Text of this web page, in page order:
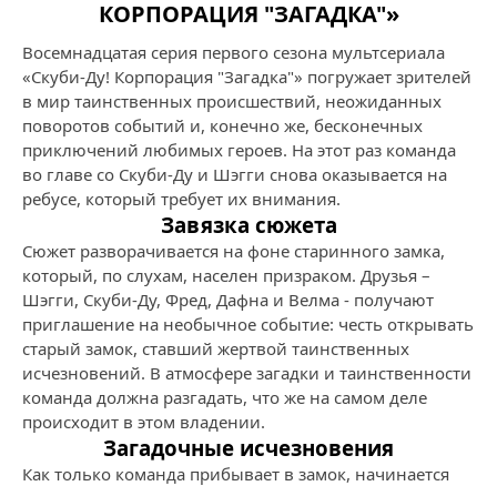
КОРПОРАЦИЯ "ЗАГАДКА"»
Восемнадцатая серия первого сезона мультсериала
«Скуби-Ду! Корпорация "Загадка"» погружает зрителей
в мир таинственных происшествий, неожиданных
поворотов событий и, конечно же, бесконечных
приключений любимых героев. На этот раз команда
во главе со Скуби-Ду и Шэгги снова оказывается на
ребусе, который требует их внимания.
Завязка сюжета
Сюжет разворачивается на фоне старинного замка,
который, по слухам, населен призраком. Друзья –
Шэгги, Скуби-Ду, Фред, Дафна и Велма - получают
приглашение на необычное событие: честь открывать
старый замок, ставший жертвой таинственных
исчезновений. В атмосфере загадки и таинственности
команда должна разгадать, что же на самом деле
происходит в этом владении.
Загадочные исчезновения
Как только команда прибывает в замок, начинается